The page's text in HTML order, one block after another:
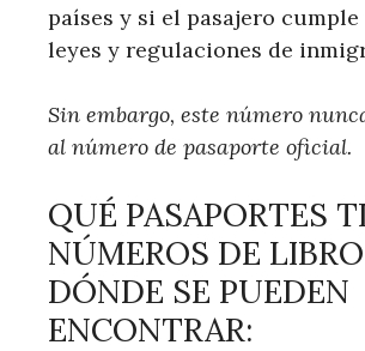
países y si el pasajero cumple
leyes y regulaciones de
Sin embargo, este número
al número de pasaporte oficial.
QUÉ PASAPORTES
NÚMEROS DE
DÓNDE SE PUEDEN
ENCONTRAR: